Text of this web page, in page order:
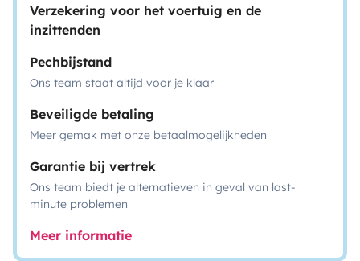
Verzekering voor het voertuig en de
inzittenden
Pechbijstand
Ons team staat altijd voor je klaar
Beveiligde betaling
Meer gemak met onze betaalmogelijkheden
Garantie bij vertrek
Ons team biedt je alternatieven in geval van last-
minute problemen
Meer informatie